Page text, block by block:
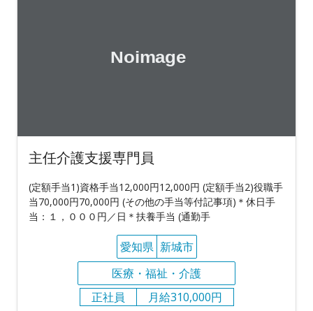
主任介護支援専門員
(定額手当1)資格手当12,000円12,000円 (定額手当2)役職手
当70,000円70,000円 (その他の手当等付記事項)＊休日手
当：１，０００円／日＊扶養手当 (通勤手
愛知県 新城市
医療・福祉・介護
正社員
月給310,000円